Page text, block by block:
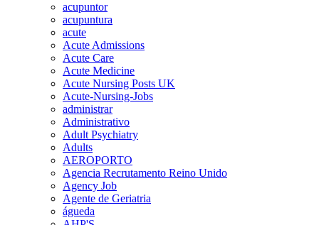
acupuntor
acupuntura
acute
Acute Admissions
Acute Care
Acute Medicine
Acute Nursing Posts UK
Acute-Nursing-Jobs
administrar
Administrativo
Adult Psychiatry
Adults
AEROPORTO
Agencia Recrutamento Reino Unido
Agency Job
Agente de Geriatria
águeda